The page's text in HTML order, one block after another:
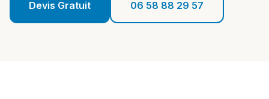
Blog
Devis Gratuit 06 58 88 29 57